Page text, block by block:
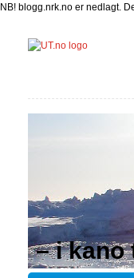
NB! blogg.nrk.no er nedlagt.
– i kano